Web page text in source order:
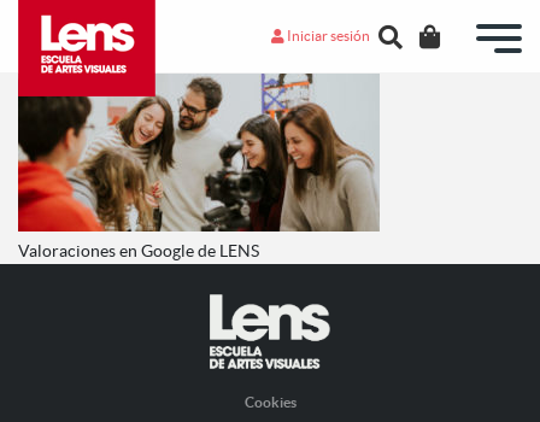
Iniciar sesión
Valoraciones en Google de LENS
Cookies